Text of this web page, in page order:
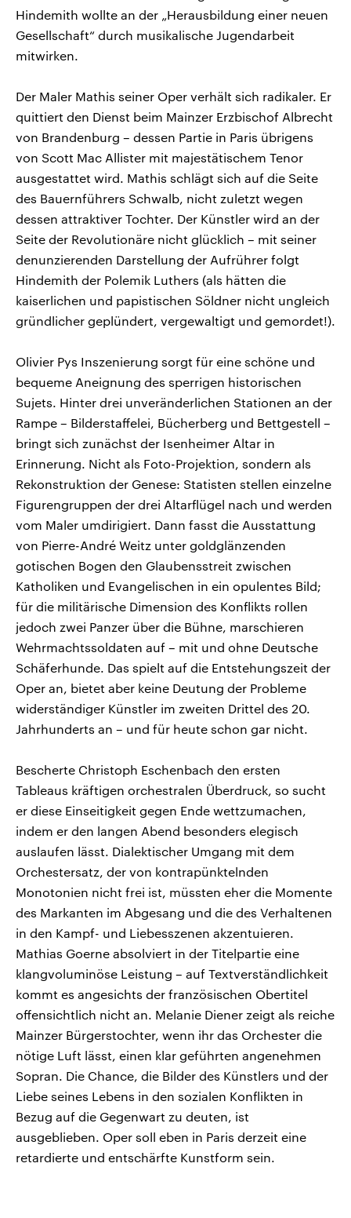
Hindemith wollte an der „Herausbildung einer neuen
Gesellschaft“ durch musikalische Jugendarbeit
mitwirken.
Der Maler Mathis seiner Oper verhält sich radikaler. Er
quittiert den Dienst beim Mainzer Erzbischof Albrecht
von Brandenburg – dessen Partie in Paris übrigens
von Scott Mac Allister mit majestätischem Tenor
ausgestattet wird. Mathis schlägt sich auf die Seite
des Bauernführers Schwalb, nicht zuletzt wegen
dessen attraktiver Tochter. Der Künstler wird an der
Seite der Revolutionäre nicht glücklich – mit seiner
denunzierenden Darstellung der Aufrührer folgt
Hindemith der Polemik Luthers (als hätten die
kaiserlichen und papistischen Söldner nicht ungleich
gründlicher geplündert, vergewaltigt und gemordet!).
Olivier Pys Inszenierung sorgt für eine schöne und
bequeme Aneignung des sperrigen historischen
Sujets. Hinter drei unveränderlichen Stationen an der
Rampe – Bilderstaffelei, Bücherberg und Bettgestell –
bringt sich zunächst der Isenheimer Altar in
Erinnerung. Nicht als Foto-Projektion, sondern als
Rekonstruktion der Genese: Statisten stellen einzelne
Figurengruppen der drei Altarflügel nach und werden
vom Maler umdirigiert. Dann fasst die Ausstattung
von Pierre-André Weitz unter goldglänzenden
gotischen Bogen den Glaubensstreit zwischen
Katholiken und Evangelischen in ein opulentes Bild;
für die militärische Dimension des Konflikts rollen
jedoch zwei Panzer über die Bühne, marschieren
Wehrmachtssoldaten auf – mit und ohne Deutsche
Schäferhunde. Das spielt auf die Entstehungszeit der
Oper an, bietet aber keine Deutung der Probleme
widerständiger Künstler im zweiten Drittel des 20.
Jahrhunderts an – und für heute schon gar nicht.
Bescherte Christoph Eschenbach den ersten
Tableaus kräftigen orchestralen Überdruck, so sucht
er diese Einseitigkeit gegen Ende wettzumachen,
indem er den langen Abend besonders elegisch
auslaufen lässt. Dialektischer Umgang mit dem
Orchestersatz, der von kontrapünktelnden
Monotonien nicht frei ist, müssten eher die Momente
des Markanten im Abgesang und die des Verhaltenen
in den Kampf- und Liebesszenen akzentuieren.
Mathias Goerne absolviert in der Titelpartie eine
klangvoluminöse Leistung – auf Textverständlichkeit
kommt es angesichts der französischen Obertitel
offensichtlich nicht an. Melanie Diener zeigt als reiche
Mainzer Bürgerstochter, wenn ihr das Orchester die
nötige Luft lässt, einen klar geführten angenehmen
Sopran. Die Chance, die Bilder des Künstlers und der
Liebe seines Lebens in den sozialen Konflikten in
Bezug auf die Gegenwart zu deuten, ist
ausgeblieben. Oper soll eben in Paris derzeit eine
retardierte und entschärfte Kunstform sein.